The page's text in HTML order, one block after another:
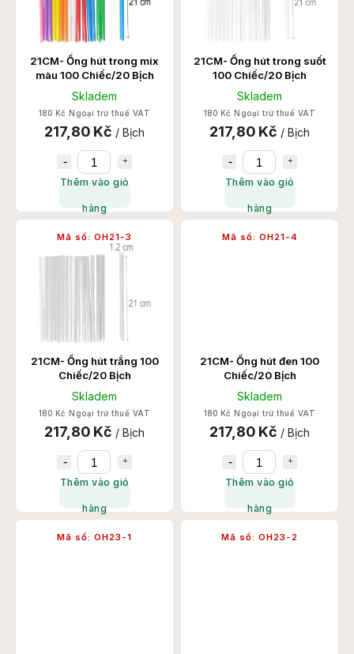
21CM- Ống hút trong mix
màu 100 Chiếc/20 Bịch
Skladem
180 Kč Ngoại trừ thuế VAT
217,80 Kč / Bịch
Thêm vào giỏ
hàng
21CM- Ống hút trong suốt
100 Chiếc/20 Bịch
Skladem
180 Kč Ngoại trừ thuế VAT
217,80 Kč / Bịch
Thêm vào giỏ
hàng
21CM- Ống hút trắng 100
Chiếc/20 Bịch
Skladem
180 Kč Ngoại trừ thuế VAT
217,80 Kč / Bịch
Thêm vào giỏ
hàng
Mã số: OH21-3
21CM- Ống hút đen 100
Chiếc/20 Bịch
Skladem
180 Kč Ngoại trừ thuế VAT
217,80 Kč / Bịch
Thêm vào giỏ
hàng
Mã số: OH21-4
Mã số: OH23-1 Mã số: OH23-2